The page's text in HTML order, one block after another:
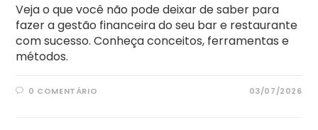
Veja o que você não pode deixar de saber para
fazer a gestão financeira do seu bar e restaurante
com sucesso. Conheça conceitos, ferramentas e
métodos.
0 COMENTÁRIO 03/07/2026